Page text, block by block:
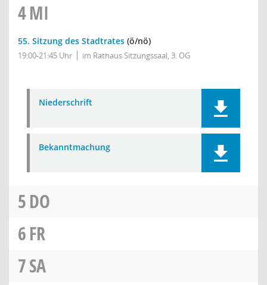
4MI
55. Sitzung des Stadtrates (ö/nö)
19:00-21:45 Uhr im Rathaus Sitzungssaal, 3. OG
Niederschrift
Bekanntmachung
5DO
6FR
7SA